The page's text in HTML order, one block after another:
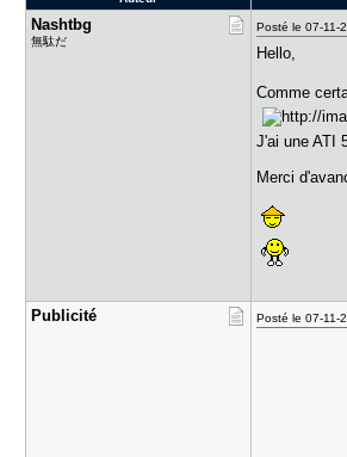
Nashtbg
無駄だ
Posté le 07-11-
Hello,
Comme
J'ai une ATI
Merci
Publicité Posté le 07-11-